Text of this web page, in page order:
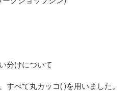
分けについて
すべて丸カッコ( )を用いました。